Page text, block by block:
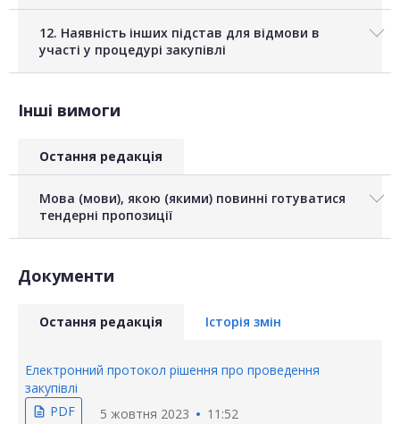
12. Наявність інших підстав для відмови в
участі у процедурі закупівлі
Інші вимоги
Остання редакція
Мова (мови), якою (якими) повинні готуватися
тендерні пропозиції
Документи
Остання редакція Історія змін
Електронний протокол рішення про проведення
закупівлі
description PDF 5 жовтня 2023 11:52